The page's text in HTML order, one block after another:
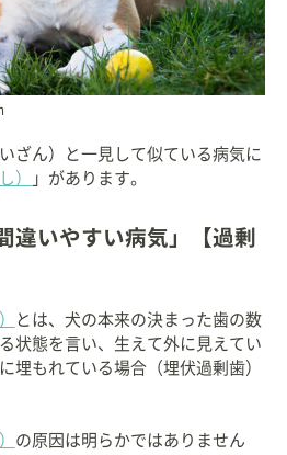
ざん）と一見して似ている病気に
） 」があります。
違いやすい病気」【過剰
とは、犬の本来の決まった歯の数
状態を言い、生えて外に見えてい
埋もれている場合（埋伏過剰歯）
の原因は明らかではありません